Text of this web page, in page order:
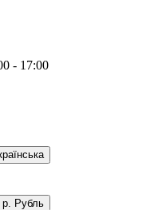
- 17:00
р. Рубль